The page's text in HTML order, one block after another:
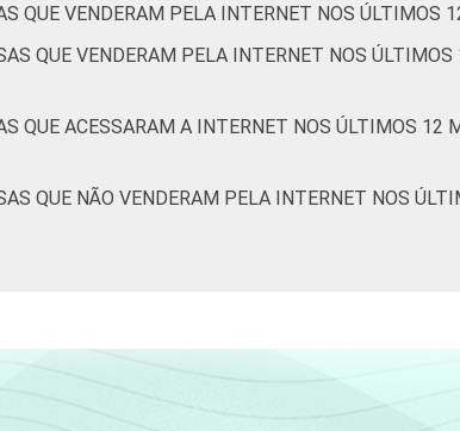
ocupadas, que constituem os seguintes
entre setembro de 2014 e março de 2015.
QUE VENDERAM PELA INTERNET NOS ÚLTIMOS
QUE VENDERAM PELA INTERNET NOS
QUE ACESSARAM A INTERNET NOS ÚLTIMOS 12
QUE NÃO VENDERAM PELA INTERNET NOS